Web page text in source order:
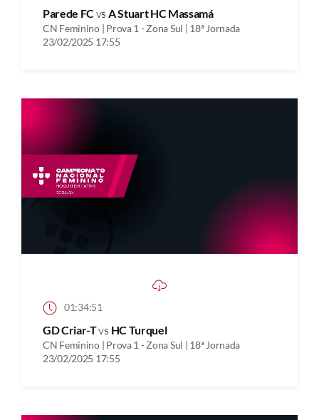
Parede FCvs A Stuart HC Massamá
CN Feminino | Prova 1 - Zona Sul | 18ª Jornada
23/02/2025 17:55
01:34:51
GD Criar-Tvs HC Turquel
CN Feminino | Prova 1 - Zona Sul | 18ª Jornada
23/02/2025 17:55